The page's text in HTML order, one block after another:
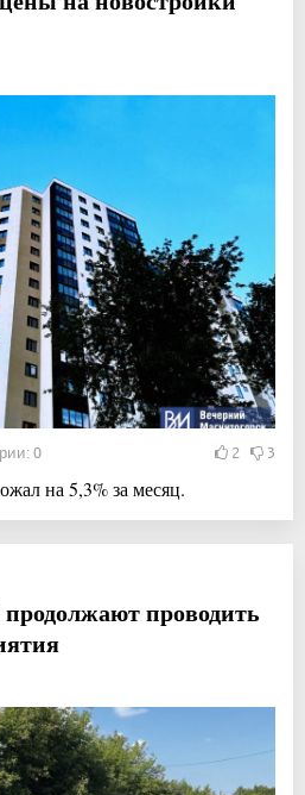
0 2 3
на 5,3% за месяц.
проводить